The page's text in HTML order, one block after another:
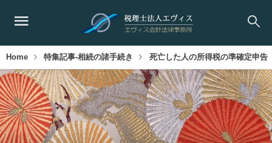
Home 特集記事‐相続の諸手続き 死亡した人の所得税の準確定申告